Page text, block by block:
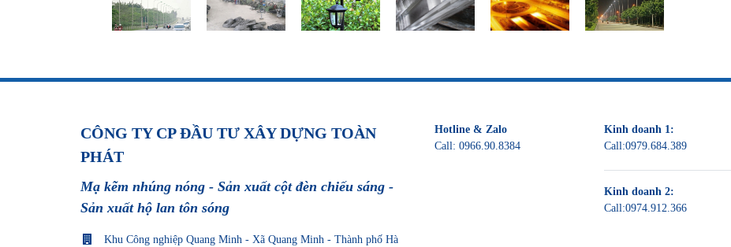
CÔNG TY CP ĐẦU TƯ XÂY DỰNG TOÀN
PHÁT
Mạ kẽm nhúng nóng - Sản xuất cột đèn chiếu sáng -
Sản xuất hộ lan tôn sóng
Khu Công nghiệp Quang Minh - Xã Quang Minh - Thành phố Hà
Hotline & Zalo
Call:0966.90.8384
Kinh doanh 1:
Call:0979.684.389
Kinh doanh 2:
Call:0974.912.366